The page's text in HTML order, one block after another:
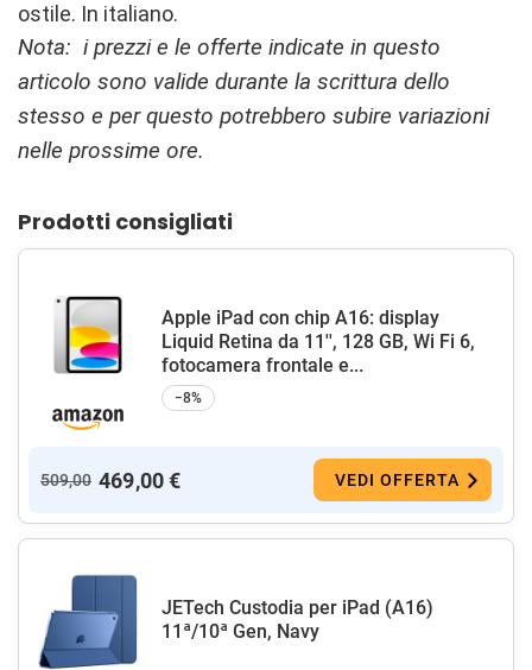
ostile. In italiano.
Nota: i prezzi e le offerte indicate in questo
articolo sono valide durante la scrittura dello
stesso e per questo potrebbero subire variazioni
nelle prossime ore.
Prodotti consigliati
Apple iPad con chip A16: display
Liquid Retina da 11'', 128 GB, Wi Fi 6,
fotocamera frontale e...
−8%
509,00 469,00 € VEDI OFFERTA
JETech Custodia per iPad (A16)
11ª/10ª Gen, Navy